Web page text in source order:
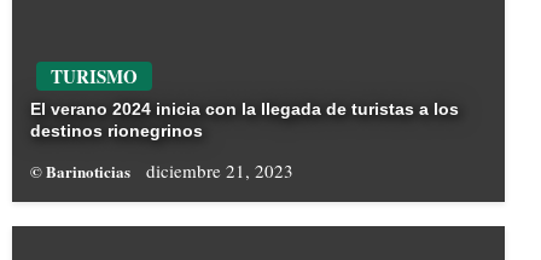
TURISMO
El verano 2024 inicia con la llegada de turistas a los
destinos rionegrinos
© Barinoticias diciembre 21, 2023